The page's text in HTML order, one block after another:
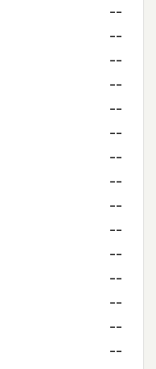
--
--
--
--
--
--
--
--
--
--
--
--
--
--
--